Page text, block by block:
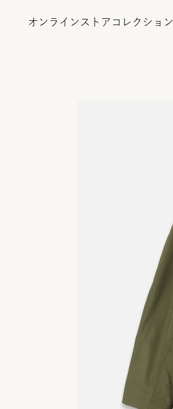
オンラインストア コレクション